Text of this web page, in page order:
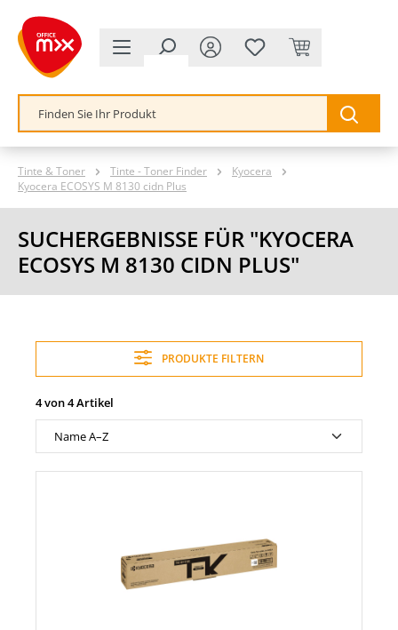
springen
Tinte & Toner Tinte - Toner Finder
Kyocera
Kyocera ECOSYS M 8130 cidn Plus
SUCHERGEBNISSE FÜR "KYOCERA
ECOSYS M 8130 CIDN PLUS"
PRODUKTE FILTERN
4 von 4 Artikel